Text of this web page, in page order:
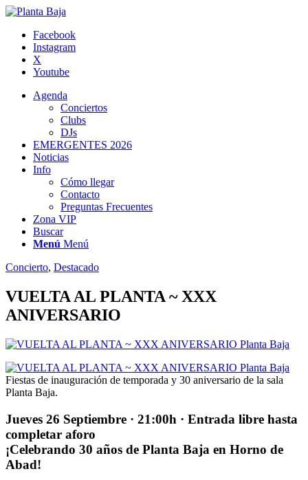
Facebook
Instagram
X
Youtube
Agenda
Conciertos
Clubs
DJs
EMERGENTES 2026
Noticias
Info
Cómo llegar
Contacto
Preguntas Frecuentes
Zona VIP
Buscar
Menú Menú
Concierto, Destacado
VUELTA AL PLANTA ~ XXX
ANIVERSARIO
Fiestas de inauguración de temporada y 30 aniversario de la sala
Planta Baja.
Jueves 26 Septiembre · 21:00h · Entrada libre hasta
completar aforo
¡Celebrando 30 años de Planta Baja en Horno de
Abad!